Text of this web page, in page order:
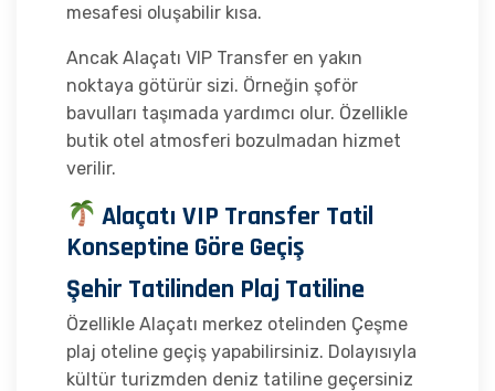
mesafesi oluşabilir kısa.
Ancak Alaçatı VIP Transfer en yakın
noktaya götürür sizi. Örneğin şoför
bavulları taşımada yardımcı olur. Özellikle
butik otel atmosferi bozulmadan hizmet
verilir.
Alaçatı VIP Transfer Tatil
Konseptine Göre Geçiş
Şehir Tatilinden Plaj Tatiline
Özellikle Alaçatı merkez otelinden Çeşme
plaj oteline geçiş yapabilirsiniz. Dolayısıyla
kültür turizmden deniz tatiline geçersiniz